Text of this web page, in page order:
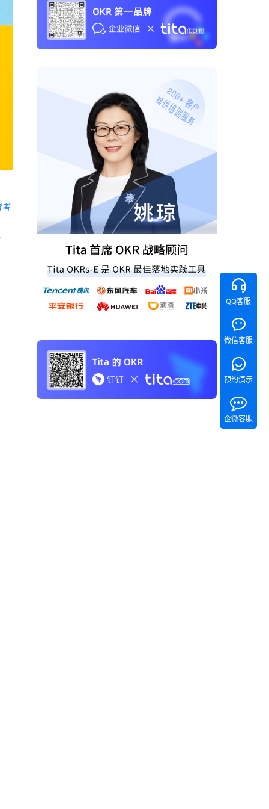
考
QQ客服
微信客服
预约演示
企微客服